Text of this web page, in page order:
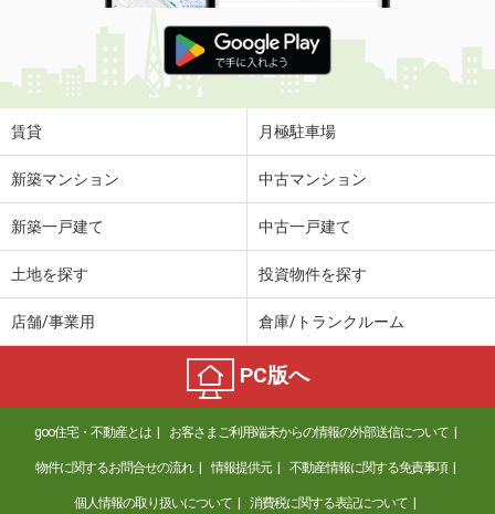
賃貸 月極駐車場
新築マンション 中古マンション
新築一戸建て 中古一戸建て
土地を探す 投資物件を探す
店舗/事業用 倉庫/トランクルーム
PC版へ
goo住宅・不動産とは お客さまご利用端末からの情報の外部送信について
物件に関するお問合せの流れ 情報提供元 不動産情報に関する免責事項
個人情報の取り扱いについて 消費税に関する表記について